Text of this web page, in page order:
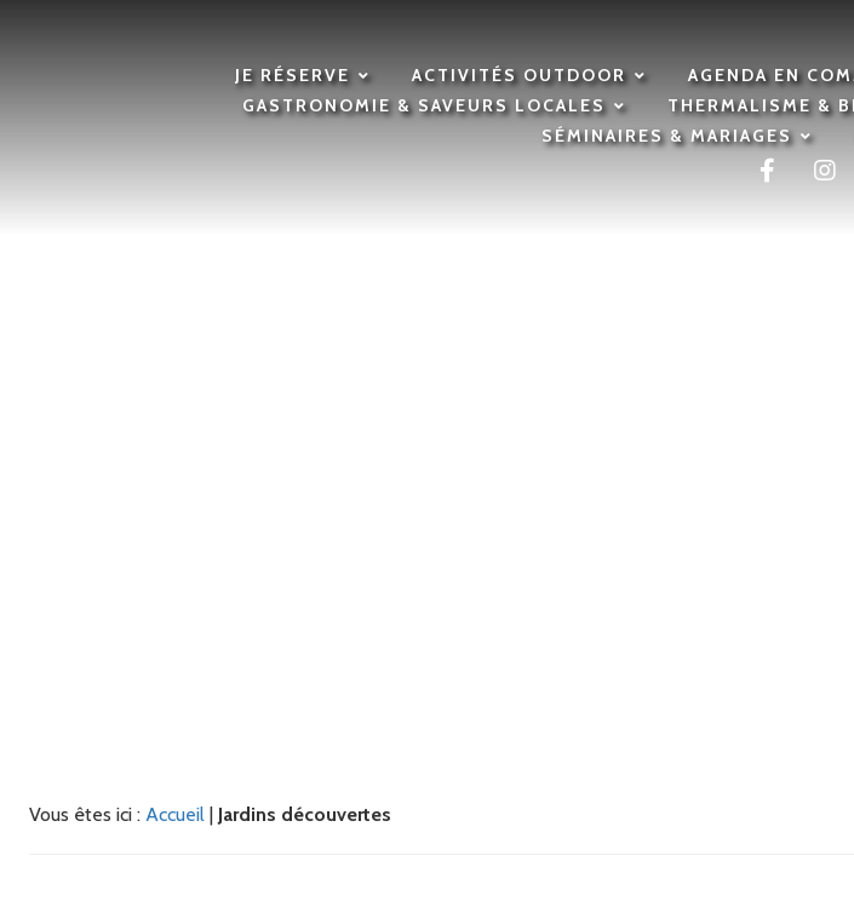
JE RÉSERVE ACTIVITÉS OUTDOOR AGENDA EN
GASTRONOMIE & SAVEURS LOCALES
THERMALISME &
SÉMINAIRES & MARIAGES
Vous êtes ici : Accueil | Jardins découvertes